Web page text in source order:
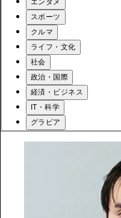
スポーツ
クルマ
ライフ・文化
社会
政治・国際
経済・ビジネス
IT・科学
グラビア